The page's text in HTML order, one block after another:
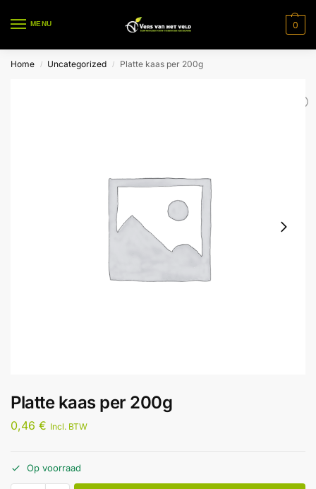
MENU 0
Home / Uncategorized / Platte kaas per 200g
Platte kaas per 200g
0,46 € Incl. BTW
Op voorraad